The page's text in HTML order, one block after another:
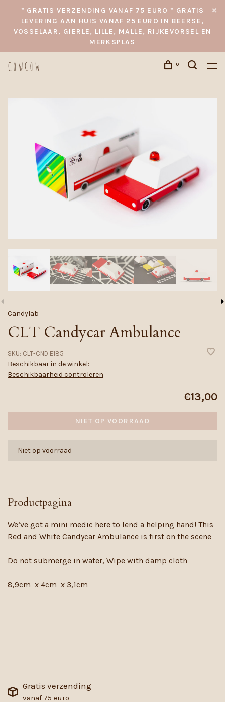
* GRATIS VERZENDING VANAF 75 EURO * GRATIS
LEVERING AAN HUIS VANAF 25 EURO IN BEERSE,
VOSSELAAR, GIERLE, LILLE, MALLE, RIJKEVORSEL EN
MERKSPLAS
0
Candylab
CLT Candycar Ambulance
SKU: CLT-CND E185
Beschikbaar in de winkel:
Beschikbaarheid controleren
€13,00
NIET OP VOORRAAD
Niet op voorraad
Productpagina
We’ve got a mini medic here to lend a helping hand! This
Red and White Candycar Ambulance is first on the scene
Do not submerge in water, Wipe with damp cloth
8,9cm x 4cm x 3,1cm
Gratis verzending
vanaf 75 euro